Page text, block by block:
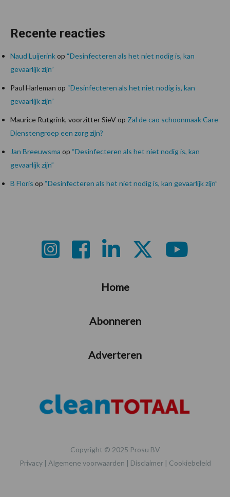
Recente reacties
Naud Luijerinkop “Desinfecteren als het niet nodig is, kan
gevaarlijk zijn”
Paul Harleman op “Desinfecteren als het niet nodig is, kan
gevaarlijk zijn”
Maurice Rutgrink, voorzitter SieVop Zal de cao schoonmaak Care
Dienstengroep een zorg zijn?
Jan Breeuwsma op “Desinfecteren als het niet nodig is, kan
gevaarlijk zijn”
B Floris op “Desinfecteren als het niet nodig is, kan gevaarlijk zijn”
Home
Abonneren
Adverteren
Copyright © 2025 Prosu BV
Privacy| Algemene voorwaarden | Disclaimer| Cookiebeleid